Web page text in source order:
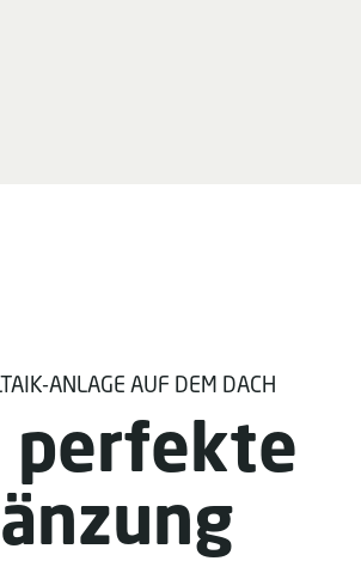
ANLAGE AUF DEM DACH
perfekte